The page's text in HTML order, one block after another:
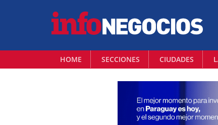
HOME SECCIONES CIUDADES